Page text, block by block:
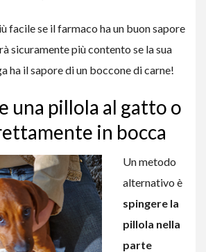
facile se il farmaco ha un buon sapore
sicuramente più contento se la sua
ha il sapore di un boccone di carne!
una pillola al gatto o
in bocca
Un metodo
alternativo è
spingere la
pillola nella
parte